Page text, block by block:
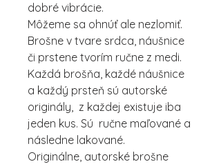
dobré vibrácie.
Môžeme sa ohnúť ale nezlomiť.
Brošne v tvare srdca, náušnice
či prstene tvorím ručne z medi.
Každá brošňa, každé náušnice
a každý prsteň sú autorské
originály, z každej existuje iba
jeden kus. Sú ručne maľované a
následne lakované.
Originálne, autorské brošne